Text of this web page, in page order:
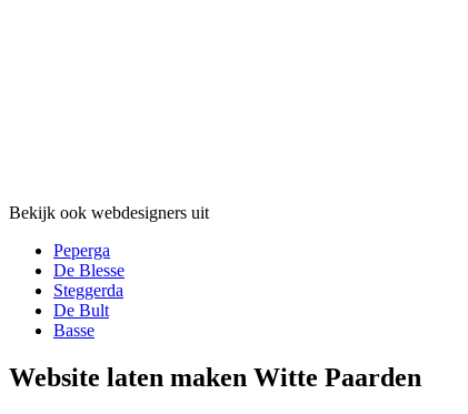
Bekijk ook webdesigners uit
Peperga
De Blesse
Steggerda
De Bult
Basse
Website laten maken Witte Paarden